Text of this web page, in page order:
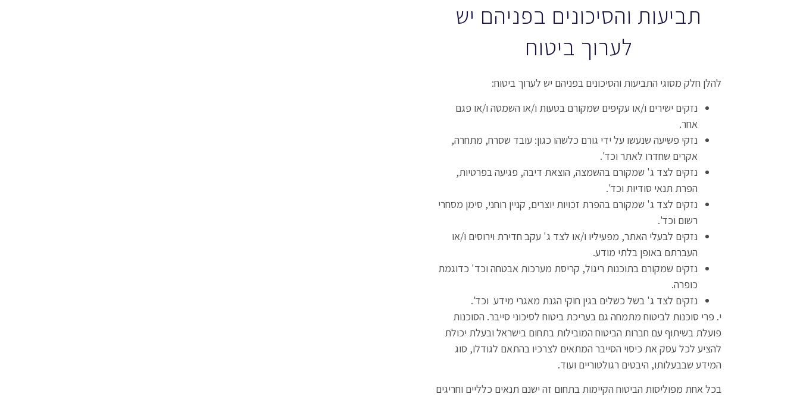
תביעות והסיכונים בפניהם יש
לערוך ביטוח
להלן חלק מסוגי התביעות והסיכונים בפניהם יש לערוך ביטוח:
נזקים ישירים ו/או עקיפים שמקורם בטעות ו/או השמטה ו/או פגם
אחר.
נזקי פשיעה שנעשו על ידי גורם כלשהו כגון: עובד שסרח, מתחרה,
אקרים שחדרו לאתר וכד'.
נזקים לצד ג' שמקורם בהשמצה, הוצאת דיבה, פגיעה בפרטיות,
הפרת תנאי סודיות וכד'.
נזקים לצד ג' שמקורם בהפרת זכויות יוצרים, קניין רוחני, סימן מסחרי
רשום וכד'.
נזקים לבעלי האתר, מפעיליו ו/או לצד ג' עקב חדירת וירוסים ו/או
העברתם באופן בלתי מודע.
נזקים שמקורם בתוכנות ריגול, קריסת מערכות אבטחה וכד' כדוגמת
כופרה.
נזקים לצד ג' בשל כשלים בגין חוקי הגנת מאגרי מידע וכד'.
י. פרי סוכנות לביטוח מתמחה גם בעריכת ביטוח לסיכוני סייבר. הסוכנות
פועלת בשיתוף עם חברות הביטוח המובילות בתחום בישראל ובעלת יכולת
להציע לכל עסק את כיסוי הסייבר המתאים לצרכיו בהתאם לגודלו, סוג
המידע שבבעלותו, היבטים רגולטוריים ועוד.
בכל אחת מפוליסות הביטוח הקיימות בתחום זה ישנם תנאים כלליים וחריגים